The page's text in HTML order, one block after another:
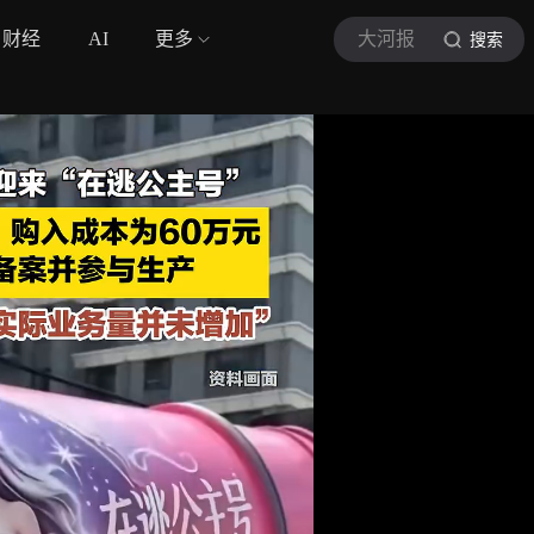
财经 AI 更多 大河报 搜索